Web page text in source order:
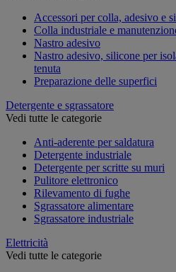
Accessori per colla, adesivo e
Colla industriale e
Nastro adesivo
Nastro adesivo, silicone per
tenuta
Preparazione delle superfici
Detergente e sgrassatore
Vedi tutte le categorie
Anti-aderente per saldatura
Detergente industriale
Detergente per scritte su muri
Pulitore elettronico
Rilevamento di fughe
Sgrassatore alimentare
Sgrassatore industriale
Elettricità
Vedi tutte le categorie